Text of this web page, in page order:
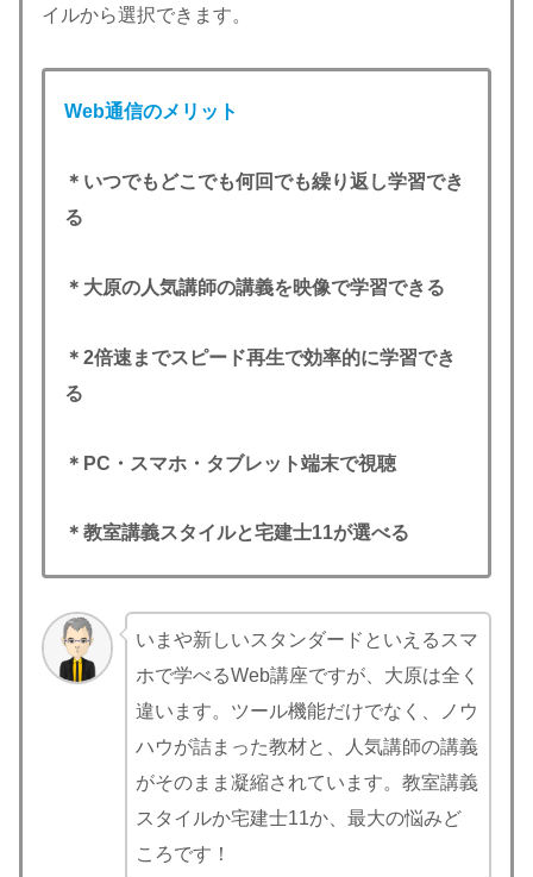
イルから選択できます。
Web通信のメリット
＊いつでもどこでも何回でも繰り返し学習でき
る
＊大原の人気講師の講義を映像で学習できる
＊2倍速までスピード再生で効率的に学習でき
る
＊PC・スマホ・タブレット端末で視聴
＊教室講義スタイルと宅建士11が選べる
いまや新しいスタンダードといえるスマ
ホで学べるWeb講座ですが、大原は全く
違います。ツール機能だけでなく、ノウ
ハウが詰まった教材と、人気講師の講義
がそのまま凝縮されています。教室講義
スタイルか宅建士11か、最大の悩みど
ころです！